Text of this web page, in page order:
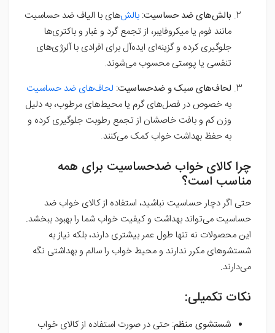
بالش‌های ضد حساسیت: بالش‌های با الیاف ضد حساسیت
مانند فوم یا میکروفایبر، از تجمع گرد و غبار و باکتری‌ها
جلوگیری کرده و گزینه‌ای ایده‌آل برای افرادی با آلرژی‌های
تنفسی یا پوستی محسوب می‌شوند.
لحاف‌های سبک و ضدحساسیت: لحاف‌های ضد حساسیت
به خصوص در فصل‌های گرم یا محیط‌های مرطوب، به دلیل
وزن کم و بافت خاصشان از تجمع رطوبت جلوگیری کرده و
به حفظ بهداشت خواب کمک می‌کنند.
چرا کالای خواب ضدحساسیت برای همه
مناسب است؟
حتی اگر دچار حساسیت نباشید، استفاده از کالای خواب ضد
حساسیت می‌تواند بهداشت و کیفیت خواب شما را بهبود ببخشد.
این محصولات نه تنها طول عمر بیشتری دارند، بلکه نیاز به
شستشوهای مکرر ندارند و محیط خواب را سالم و بهداشتی نگه
می‌دارند.
نکات تکمیلی:
شستشوی منظم: حتی در صورت استفاده از کالای خواب